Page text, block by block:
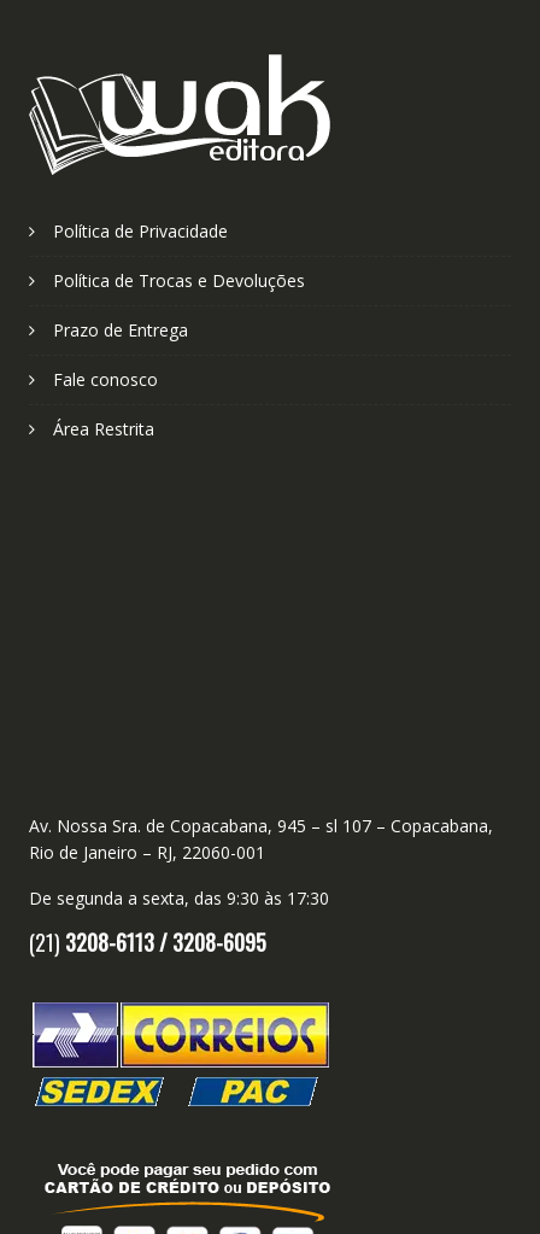
Política de Privacidade
Política de Trocas e Devoluções
Prazo de Entrega
Fale conosco
Área Restrita
Av. Nossa Sra. de Copacabana, 945 – sl 107 – Copacabana,
Rio de Janeiro – RJ, 22060-001
De segunda a sexta, das 9:30 às 17:30
(21) 3208-6113 /3208-6095